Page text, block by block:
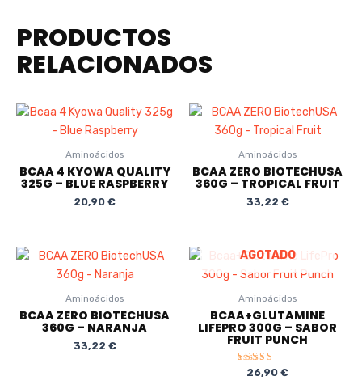
PRODUCTOS
RELACIONADOS
Aminoácidos
BCAA 4 KYOWA QUALITY
325G – BLUE RASPBERRY
20,90 €
Aminoácidos
BCAA ZERO BIOTECHUSA
360G – TROPICAL FRUIT
33,22 €
Aminoácidos
BCAA ZERO BIOTECHUSA
360G – NARANJA
33,22 €
AGOTADO
Aminoácidos
BCAA+GLUTAMINE
LIFEPRO 300G – SABOR
FRUIT PUNCH
Valorado
con
26,90 €